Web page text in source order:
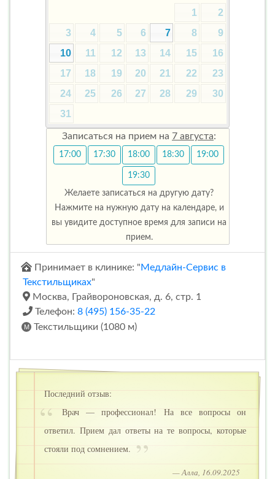
1
2
3
4 5 6 7 8
9
10
11 12 13 14 15
16
17
18 19 20 21 22
23
24
25 26 27 28 29
30
31
Записаться на прием на 7 августа:
17:00 17:30 18:00 18:30 19:00
19:30
Желаете записаться на другую дату?
Нажмите на нужную дату на календаре, и
вы увидите доступное время для записи на
прием.
Принимает в клинике: "Медлайн-Сервис в
Текстильщиках"
Москва, Грайвороновская, д. 6, стр. 1
Телефон: 8 (495) 156-35-22
Текстильщики (1080 м)
Последний отзыв:
Врач — профессионал! На все вопросы он
ответил. Прием дал ответы на те вопросы, которые
стояли под сомнением.
— Алла, 16.09.2025